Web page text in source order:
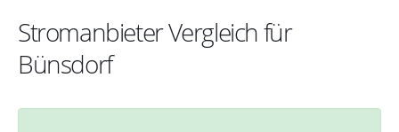
Stromanbieter Vergleich für
Bünsdorf